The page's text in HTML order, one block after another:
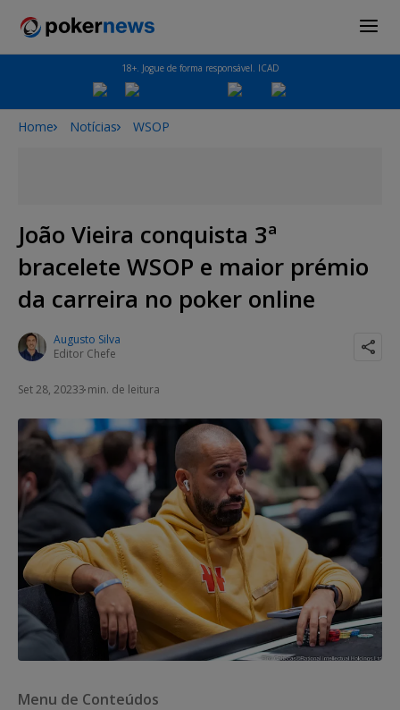
18+. Jogue de forma responsável. ICAD
Home Notícias WSOP
João Vieira conquista 3ª
bracelete WSOP e maior prémio
da carreira no poker online
Augusto Silva
Editor Chefe
Set 28, 20233 min. de leitura
Menu de Conteúdos